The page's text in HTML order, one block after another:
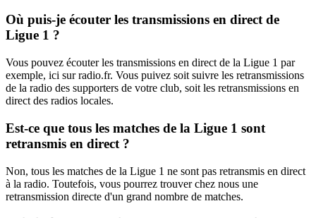
Où puis-je écouter les transmissions en direct de
Ligue 1 ?
Vous pouvez écouter les transmissions en direct de la Ligue 1 par
exemple, ici sur radio.fr. Vous puivez soit suivre les retransmissions
de la radio des supporters de votre club, soit les retransmissions en
direct des radios locales.
Est-ce que tous les matches de la Ligue 1 sont
retransmis en direct ?
Non, tous les matches de la Ligue 1 ne sont pas retransmis en direct
à la radio. Toutefois, vous pourrez trouver chez nous une
retransmission directe d'un grand nombre de matches.